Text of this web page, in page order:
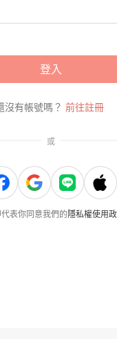
登入
沒有帳號嗎？ 前往註冊
或
表你同意我們的隱私權使用